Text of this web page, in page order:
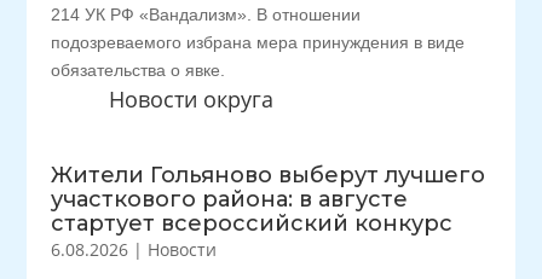
Новости округа
Жители Гольяново выберут лучшего
участкового района: в августе
стартует всероссийский конкурс
6.08.2026 | Новости
214 УК РФ «Вандализм». В отношении
подозреваемого избрана мера принуждения в виде
обязательства о явке.